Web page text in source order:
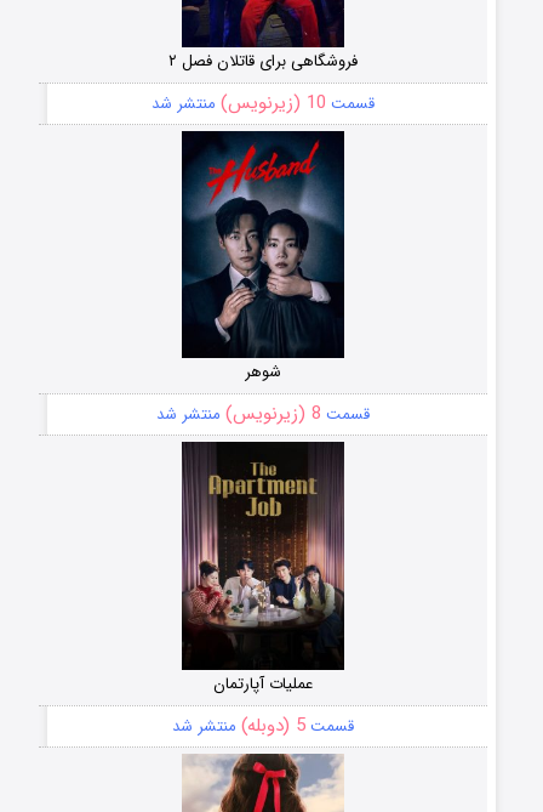
فروشگاهی برای قاتلان فصل ۲
قسمت 10 (زیرنویس) منتشر شد
شوهر
قسمت 8 (زیرنویس) منتشر شد
عملیات آپارتمان
قسمت5 (دوبله) منتشر شد